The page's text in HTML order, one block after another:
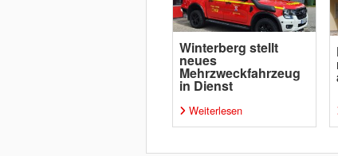
Winterberg stellt
neues
Mehrzweckfahrzeug
in Dienst
Weiterlesen